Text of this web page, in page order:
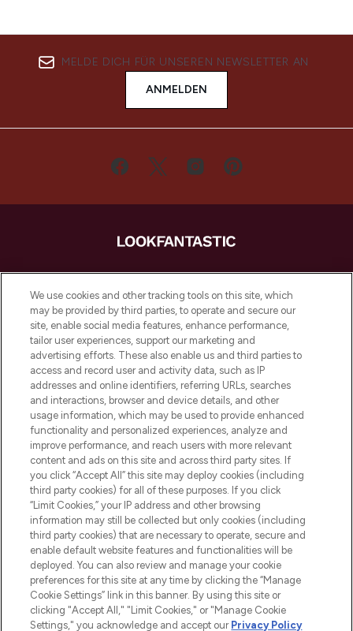
MELDE DICH FÜR UNSEREN NEWSLETTER AN
ANMELDEN
LOOKFANTASTIC ist Europas ultimativer
Beauty-Onlineshop mit den besten
Produkten aus Haut- und Haarpflege
sowie Make-Up von über 200
renommierten Marken. Shoppe online
oder über die App mit kostenloser
Lieferung ab einem Einkaufswert von 30€.
Cookie-Einwilligung
Do Not Sell or Share My Personal
Information
HILFE & INFORMATION
IMPRESSUM
ÜBER LOOKFANTASTIC
We use cookies and other tracking tools on this site, which
may be provided by third parties, to operate and secure our
site, enable social media features, enhance performance,
tailor user experiences, support our marketing and
advertising efforts. These also enable us and third parties to
access and record user and activity data, such as IP
addresses and online identifiers, referring URLs, searches
and interactions, browser and device details, and other
usage information, which may be used to provide enhanced
functionality and personalized experiences, analyze and
improve performance, and reach users with more relevant
content and ads on this site and across third party sites. If
you click “Accept All” this site may deploy cookies (including
third party cookies) for all of these purposes. If you click
“Limit Cookies,” your IP address and other browsing
information may still be collected but only cookies (including
third party cookies) that are necessary to operate, secure and
enable default website features and functionalities will be
deployed. You can also review and manage your cookie
preferences for this site at any time by clicking the “Manage
Cookie Settings” link in this banner. By using this site or
clicking "Accept All," "Limit Cookies," or "Manage Cookie
Settings," you acknowledge and accept our Privacy Policy